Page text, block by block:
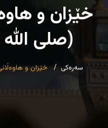
خێزان و
(صلی
خێزان و سەرەکی